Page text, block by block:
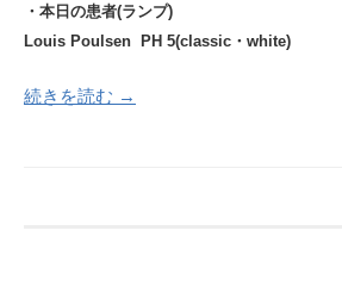
・本日の患者(ランプ)
Louis Poulsen PH 5(classic・white)
続きを読む →